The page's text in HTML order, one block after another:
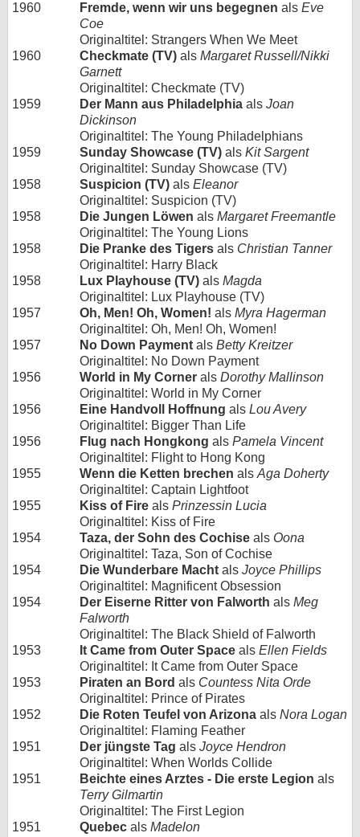
1960
Fremde, wenn wir uns begegnen als Eve
Coe
Originaltitel: Strangers When We Meet
1960
Checkmate (TV) als Margaret Russell/Nikki
Garnett
Originaltitel: Checkmate (TV)
1959
Der Mann aus Philadelphia als Joan
Dickinson
Originaltitel: The Young Philadelphians
1959
Sunday Showcase (TV) als Kit Sargent
Originaltitel: Sunday Showcase (TV)
1958
Suspicion (TV) als Eleanor
Originaltitel: Suspicion (TV)
1958
Die Jungen Löwen als Margaret Freemantle
Originaltitel: The Young Lions
1958
Die Pranke des Tigers als Christian Tanner
Originaltitel: Harry Black
1958
Lux Playhouse (TV) als Magda
Originaltitel: Lux Playhouse (TV)
1957
Oh, Men! Oh, Women! als Myra Hagerman
Originaltitel: Oh, Men! Oh, Women!
1957
No Down Payment als Betty Kreitzer
Originaltitel: No Down Payment
1956
World in My Corner als Dorothy Mallinson
Originaltitel: World in My Corner
1956
Eine Handvoll Hoffnung als Lou Avery
Originaltitel: Bigger Than Life
1956
Flug nach Hongkong als Pamela Vincent
Originaltitel: Flight to Hong Kong
1955
Wenn die Ketten brechen als Aga Doherty
Originaltitel: Captain Lightfoot
1955
Kiss of Fire als Prinzessin Lucia
Originaltitel: Kiss of Fire
1954
Taza, der Sohn des Cochise als Oona
Originaltitel: Taza, Son of Cochise
1954
Die Wunderbare Macht als Joyce Phillips
Originaltitel: Magnificent Obsession
1954
Der Eiserne Ritter von Falworth als Meg
Falworth
Originaltitel: The Black Shield of Falworth
1953
It Came from Outer Space als Ellen Fields
Originaltitel: It Came from Outer Space
1953
Piraten an Bord als Countess Nita Orde
Originaltitel: Prince of Pirates
1952
Die Roten Teufel von Arizona als Nora Logan
Originaltitel: Flaming Feather
1951
Der jüngste Tag als Joyce Hendron
Originaltitel: When Worlds Collide
1951
Beichte eines Arztes - Die erste Legion als
Terry Gilmartin
Originaltitel: The First Legion
1951
Quebec als Madelon